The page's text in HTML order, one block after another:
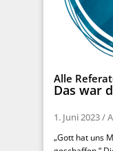
Alle
Das war
1. Juni 2023/
„Gott hat uns